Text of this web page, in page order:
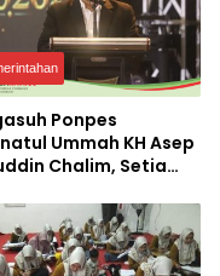
Ponpes
Ummah KH Asep
Chalim, Setia